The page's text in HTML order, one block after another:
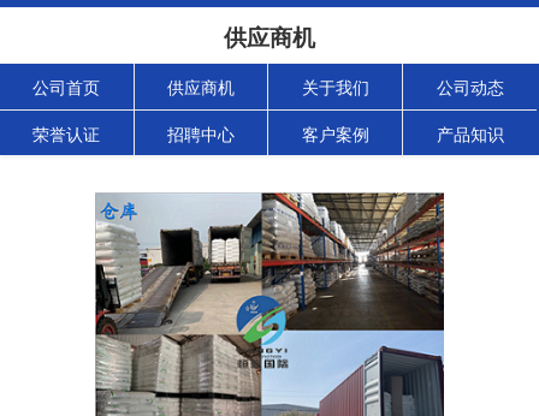
供应商机
公司首页 供应商机 关于我们 公司动态
荣誉认证 招聘中心 客户案例 产品知识